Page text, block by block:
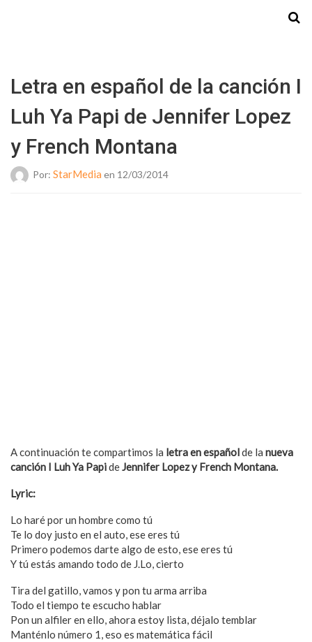
Letra en español de la canción I
Luh Ya Papi de Jennifer Lopez
y French Montana
Por: StarMedia en 12/03/2014
A continuación te compartimos la letra en españolde la nueva
canción I Luh Ya PapideJennifer Lopez y French Montana.
Lyric:
Lo haré por un hombre como tú
Te lo doy justo en el auto, ese eres tú
Primero podemos darte algo de esto, ese eres tú
Y tú estás amando todo de J.Lo, cierto
Tira del gatillo, vamos y pon tu arma arriba
Todo el tiempo te escucho hablar
Pon un alfiler en ello, ahora estoy lista, déjalo temblar
Manténlo número 1, eso es matemática fácil